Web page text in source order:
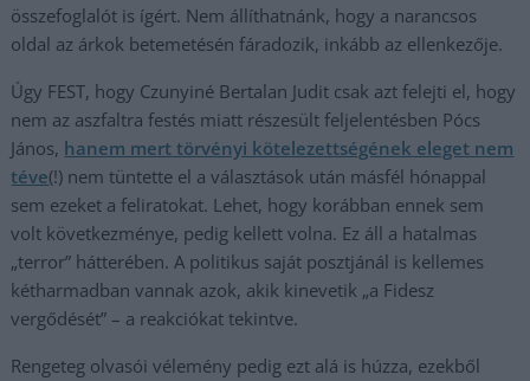
összefoglalót is ígért. Nem állíthatnánk, hogy a narancsos
oldal az árkok betemetésén fáradozik, inkább az ellenkezője.
Úgy FEST, hogy Czunyiné Bertalan Judit csak azt felejti el, hogy
nem az aszfaltra festés miatt részesült feljelentésben Pócs
János, hanem mert törvényi kötelezettségének eleget nem
téve(!) nem tüntette el a választások után másfél hónappal
sem ezeket a feliratokat. Lehet, hogy korábban ennek sem
volt következménye, pedig kellett volna. Ez áll a hatalmas
„terror” hátterében. A politikus saját posztjánál is kellemes
kétharmadban vannak azok, akik kinevetik „a Fidesz
vergődését” – a reakciókat tekintve.
Rengeteg olvasói vélemény pedig ezt alá is húzza, ezekből